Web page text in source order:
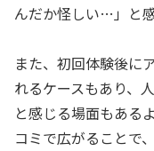
んだか怪しい…」と
また、初回体験後に
れるケースもあり、
と感じる場面もある
コミで広がることで